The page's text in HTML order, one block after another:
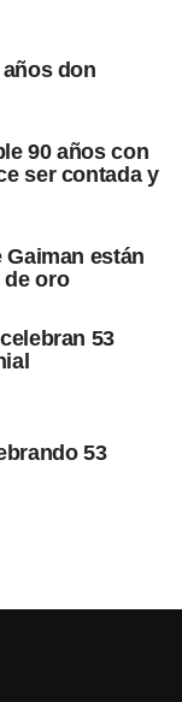
don
90 años con
ser contada y
Gaiman están
de oro
53
53